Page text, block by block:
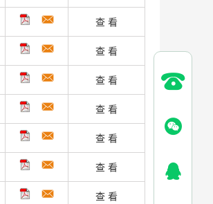
查 看
查 看
查 看
查 看
查 看
查 看
查 看